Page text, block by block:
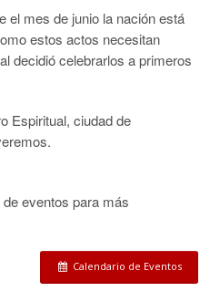
el mes de junio la nación está
estos actos necesitan
decidió celebrarlos a primeros
Espiritual, ciudad de
eventos para más
Calendario de Eventos